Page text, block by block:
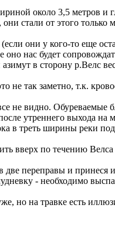
около 3,5 метров и
стали от этого
они у кого-то еще
нас будет
в сторону р.Велс
так заметно, т.к.
не видно. Обуреваемые
утреннего выхода
в треть ширины реки
по течению Велса
переправы и принеся
- необходимо
но на травке есть